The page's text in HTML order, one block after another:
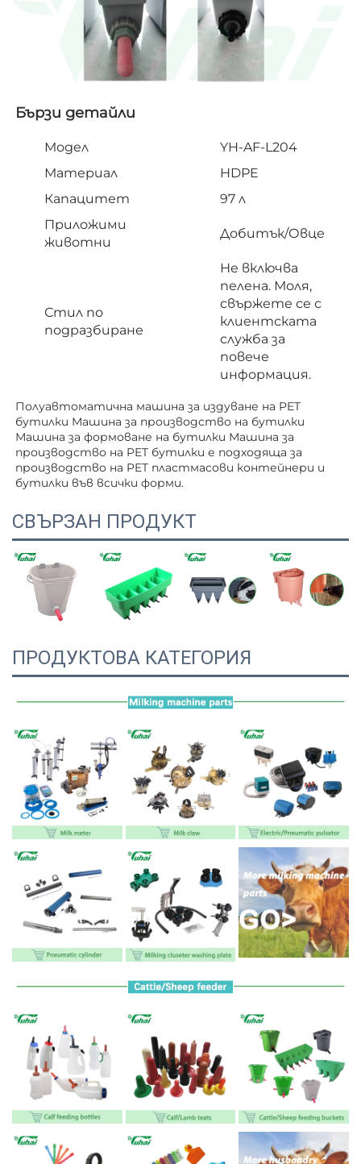
Бързи детайли
Модел
YH-AF-L204
Материал
HDPE
Капацитет
97 л
Приложими
животни
Добитък/Овце
Стил по
подразбиране
Не включва
пелена. Моля,
свържете се с
клиентската
служба за
повече
информация.
Полуавтоматична машина за издуване на PET
бутилки Машина за производство на бутилки
Машина за формоване на бутилки Машина за
производство на PET бутилки е подходяща за
производство на PET пластмасови контейнери и
бутилки във всички форми.
СВЪРЗАН ПРОДУКТ
ПРОДУКТОВА КАТЕГОРИЯ